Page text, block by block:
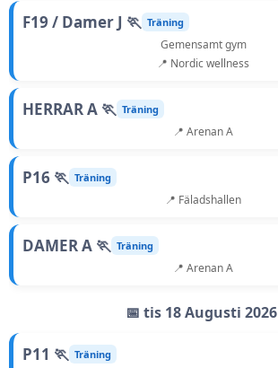
F19 / Damer J 🏃 Träning
Gemensamt gym
📍 Nordic wellness
HERRAR A 🏃 Träning
📍 Arenan A
P16 🏃 Träning
📍 Fäladshallen
DAMER A 🏃 Träning
📍 Arenan A
📅 tis 18 Augusti 2026
P11 🏃 Träning